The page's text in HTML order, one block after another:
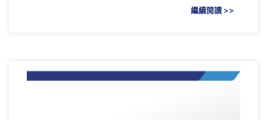
繼續閱讀 >>